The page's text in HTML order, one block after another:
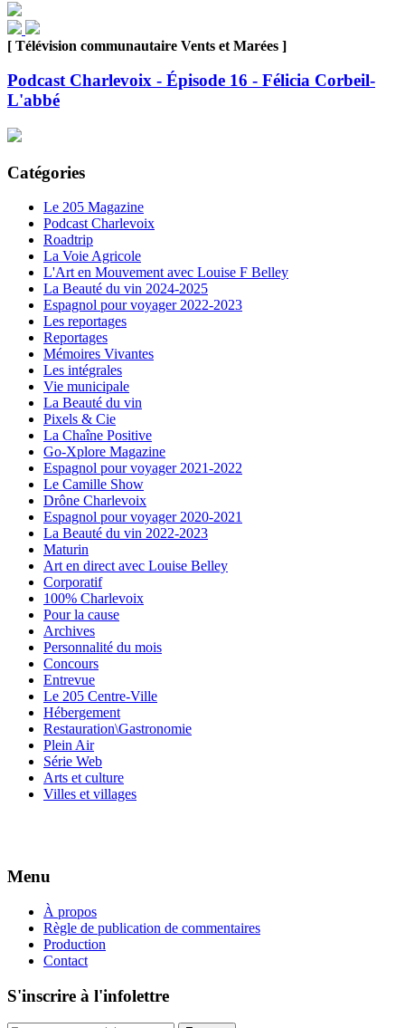
[ Télévision communautaire Vents et Marées ]
Podcast Charlevoix - Épisode 16 - Félicia Corbeil-
L'abbé
Catégories
Le 205 Magazine
Podcast Charlevoix
Roadtrip
La Voie Agricole
L'Art en Mouvement avec Louise F Belley
La Beauté du vin 2024-2025
Espagnol pour voyager 2022-2023
Les reportages
Reportages
Mémoires Vivantes
Les intégrales
Vie municipale
La Beauté du vin
Pixels & Cie
La Chaîne Positive
Go-Xplore Magazine
Espagnol pour voyager 2021-2022
Le Camille Show
Drône Charlevoix
Espagnol pour voyager 2020-2021
La Beauté du vin 2022-2023
Maturin
Art en direct avec Louise Belley
Corporatif
100% Charlevoix
Pour la cause
Archives
Personnalité du mois
Concours
Entrevue
Le 205 Centre-Ville
Hébergement
Restauration\Gastronomie
Plein Air
Série Web
Arts et culture
Villes et villages
Menu
À propos
Règle de publication de commentaires
Production
Contact
S'inscrire à l'infolettre